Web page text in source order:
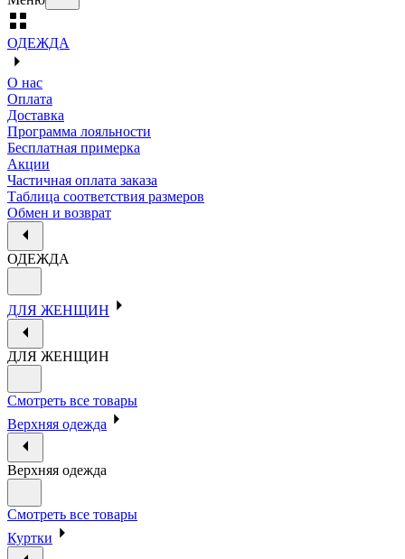
ОДЕЖДА
О нас
Оплата
Доставка
Программа лояльности
Бесплатная примерка
Акции
Частичная оплата заказа
Таблица соответствия размеров
Обмен и возврат
ОДЕЖДА
ДЛЯ ЖЕНЩИН
ДЛЯ ЖЕНЩИН
Смотреть все товары
Верхняя одежда
Верхняя одежда
Смотреть все товары
Куртки